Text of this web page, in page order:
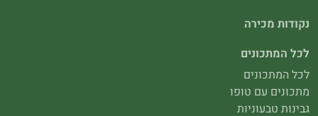
נקודות מכירה
לכל המתכונים
לכל המתכונים
מתכונים עם טופו
גבינות טבעוניות